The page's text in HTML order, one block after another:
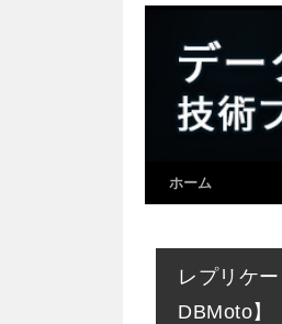
ホーム
レプリケ
DBMoto】